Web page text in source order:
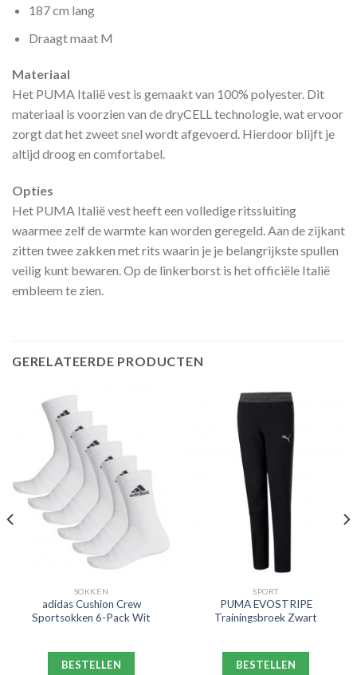
187 cm lang
Draagt maat M
Materiaal
Het PUMA Italië vest is gemaakt van 100% polyester. Dit
materiaal is voorzien van de dryCELL technologie, wat ervoor
zorgt dat het zweet snel wordt afgevoerd. Hierdoor blijft je
altijd droog en comfortabel.
Opties
Het PUMA Italië vest heeft een volledige ritssluiting
waarmee zelf de warmte kan worden geregeld. Aan de zijkant
zitten twee zakken met rits waarin je je belangrijkste spullen
veilig kunt bewaren. Op de linkerborst is het officiële Italië
embleem te zien.
GERELATEERDE PRODUCTEN
SOKKEN
adidas Cushion Crew
Sportsokken 6-Pack Wit
BESTELLEN
SPORT
PUMA EVOSTRIPE
Trainingsbroek Zwart
BESTELLEN